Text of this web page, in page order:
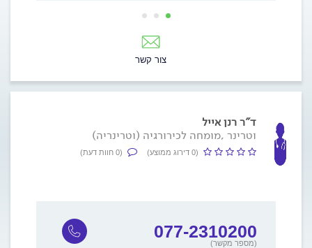
צור קשר
ד"ר רנן אייל
וטרינר ,מומחה לכירורגיה (וטרינריה)
(0 דירוג ממוצע) (0 חוות דעת)
077-2310200
(מספר מקשר)